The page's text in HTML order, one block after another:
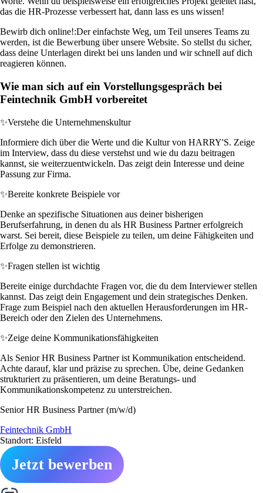
das die HR-Prozesse verbessert hat, dann lass es uns wissen!
Bewirb dich online!:Der einfachste Weg, um Teil unseres Teams zu
werden, ist die Bewerbung über unsere Website. So stellst du sicher,
dass deine Unterlagen direkt bei uns landen und wir schnell auf dich
reagieren können.
Wie man sich auf ein Vorstellungsgespräch bei
Feintechnik GmbH vorbereitet
✨Verstehe die Unternehmenskultur
Informiere dich über die Werte und die Kultur von HARRY'S. Zeige
im Interview, dass du diese verstehst und wie du dazu beitragen
kannst, sie weiterzuentwickeln. Das zeigt dein Interesse und deine
Passung zur Firma.
✨Bereite konkrete Beispiele vor
Denke an spezifische Situationen aus deiner bisherigen
Berufserfahrung, in denen du als HR Business Partner erfolgreich
warst. Sei bereit, diese Beispiele zu teilen, um deine Fähigkeiten und
Erfolge zu demonstrieren.
✨Fragen stellen ist wichtig
Bereite einige durchdachte Fragen vor, die du dem Interviewer stellen
kannst. Das zeigt dein Engagement und dein strategisches Denken.
Frage zum Beispiel nach den aktuellen Herausforderungen im HR-
Bereich oder den Zielen des Unternehmens.
✨Zeige deine Kommunikationsfähigkeiten
Als Senior HR Business Partner ist Kommunikation entscheidend.
Achte darauf, klar und präzise zu sprechen. Übe, deine Gedanken
strukturiert zu präsentieren, um deine Beratungs- und
Kommunikationskompetenz zu unterstreichen.
Senior HR Business Partner (m/w/d)
Feintechnik GmbH
Standort: Eisfeld
Jetzt bewerben